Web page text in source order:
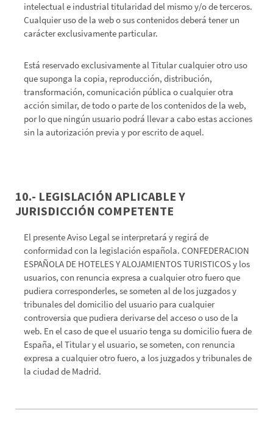
intelectual e industrial titularidad del mismo y/o de terceros.
Cualquier uso de la web o sus contenidos deberá tener un
carácter exclusivamente particular.
Está reservado exclusivamente al Titular cualquier otro uso
que suponga la copia, reproducción, distribución,
transformación, comunicación pública o cualquier otra
acción similar, de todo o parte de los contenidos de la web,
por lo que ningún usuario podrá llevar a cabo estas acciones
sin la autorización previa y por escrito de aquel.
10.- LEGISLACIÓN APLICABLE Y
JURISDICCIÓN COMPETENTE
El presente Aviso Legal se interpretará y regirá de
conformidad con la legislación española. CONFEDERACION
ESPAÑOLA DE HOTELES Y ALOJAMIENTOS TURISTICOS y los
usuarios, con renuncia expresa a cualquier otro fuero que
pudiera corresponderles, se someten al de los juzgados y
tribunales del domicilio del usuario para cualquier
controversia que pudiera derivarse del acceso o uso de la
web. En el caso de que el usuario tenga su domicilio fuera de
España, el Titular y el usuario, se someten, con renuncia
expresa a cualquier otro fuero, a los juzgados y tribunales de
la ciudad de Madrid.